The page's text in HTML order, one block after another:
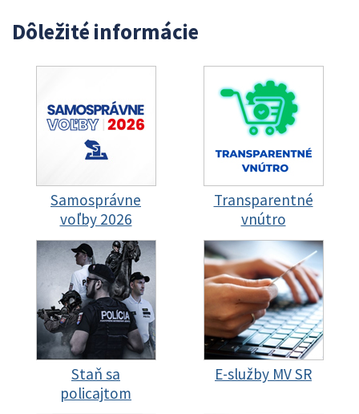
Dôležité informácie
Samosprávne
voľby 2026
Transparentné
vnútro
Staň sa
policajtom
E-služby MV SR